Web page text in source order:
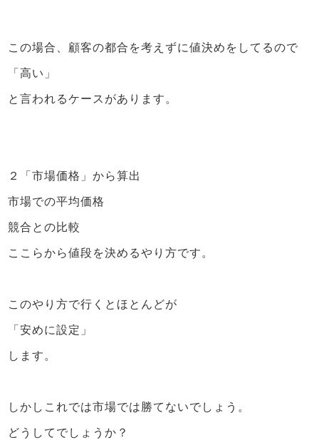
この場合、顧客の都合を考えずに値決めをしてるので
「高い」
と言われるケースがあります。
２「市場価格」から算出
市場での平均価格
競合との比較
ここらから値段を決めるやり方です。
このやり方で行くとほとんどが
「安めに設定」
します。
しかしこれでは市場では勝てないでしょう。
どうしてでしょうか？